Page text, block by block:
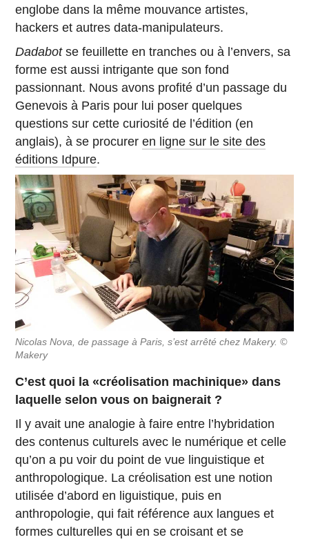
englobe dans la même mouvance artistes,
hackers et autres data-manipulateurs.
Dadabotse feuillette en tranches ou à l’envers, sa
forme est aussi intrigante que son fond
passionnant. Nous avons profité d’un passage du
Genevois à Paris pour lui poser quelques
questions sur cette curiosité de l’édition (en
anglais), à se procureren ligne sur le site des
éditions Idpure.
Nicolas Nova, de passage à Paris, s’est arrêté chez Makery. ©
Makery
C’est quoi la «créolisation machinique» dans
laquelle selon vous on baignerait ?
Il y avait une analogie à faire entre l’hybridation
des contenus culturels avec le numérique et celle
qu’on a pu voir du point de vue linguistique et
anthropologique. La créolisation est une notion
utilisée d’abord en liguistique, puis en
anthropologie, qui fait référence aux langues et
formes culturelles qui en se croisant et se